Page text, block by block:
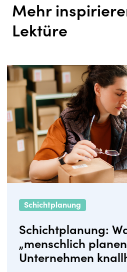
Mehr
Lektüre
Schichtplanung
Schichtplanung:
„menschlich
Unternehmen